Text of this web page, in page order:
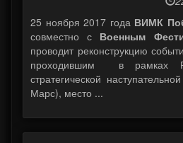
25 ноября 2017 года ВИМК
совместно с Военным
проводит реконструкцию
проходившим в рамках
стратегической
Марс), место ...